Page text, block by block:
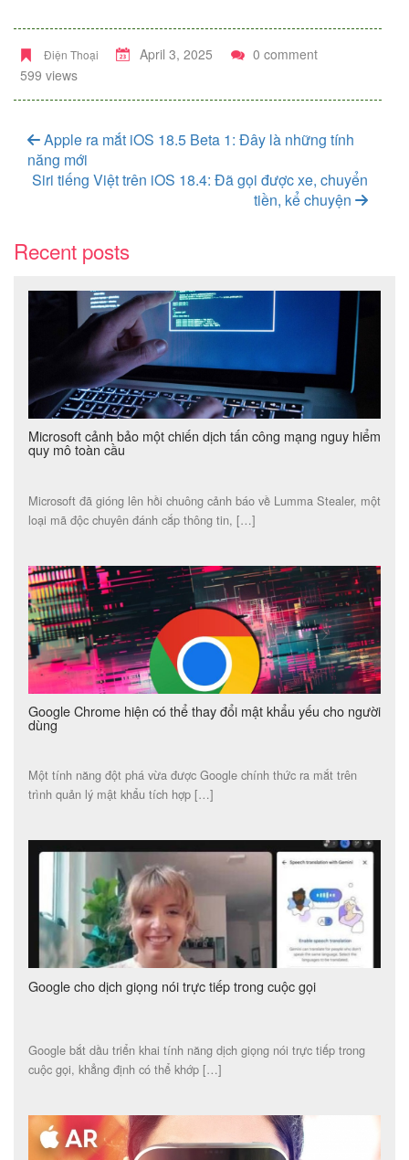
Điện Thoại April 3, 2025
0 comment
599 views
Apple ra mắt iOS 18.5 Beta 1: Đây là những tính
năng mới
Siri tiếng Việt trên iOS 18.4: Đã gọi được xe, chuyển
tiền, kể chuyện
Recent posts
Microsoft cảnh bảo một chiến dịch tấn công mạng nguy hiểm
quy mô toàn cầu
Microsoft đã gióng lên hồi chuông cảnh báo về Lumma Stealer, một
loại mã độc chuyên đánh cắp thông tin, […]
Google Chrome hiện có thể thay đổi mật khẩu yếu cho người
dùng
Một tính năng đột phá vừa được Google chính thức ra mắt trên
trình quản lý mật khẩu tích hợp […]
Google cho dịch giọng nói trực tiếp trong cuộc gọi
Google bắt dầu triển khai tính năng dịch giọng nói trực tiếp trong
cuộc gọi, khẳng định có thể khớp […]